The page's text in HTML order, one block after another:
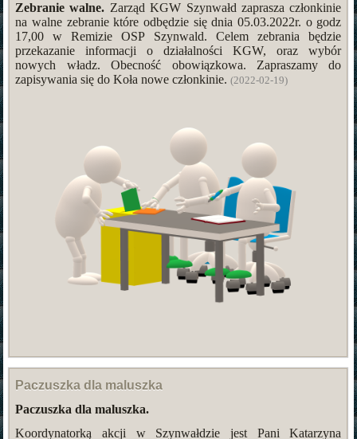
Zebranie walne. Zarząd KGW Szynwałd zaprasza członkinie
na walne zebranie które odbędzie się dnia 05.03.2022r. o godz
17,00 w Remizie OSP Szynwald. Celem zebrania będzie
przekazanie informacji o działalności KGW, oraz wybór
nowych władz. Obecność obowiązkowa. Zapraszamy do
zapisywania się do Koła nowe członkinie.(2022-02-19)
Paczuszka dla maluszka
Paczuszka dla maluszka.
Koordynatorką akcji w Szynwałdzie jest Pani Katarzyna